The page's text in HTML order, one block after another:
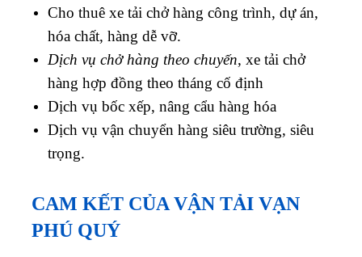
Cho thuê xe tải chở hàng công trình, dự án,
hóa chất, hàng dễ vỡ.
Dịch vụ chở hàng theo chuyến, xe tải chở
hàng hợp đồng theo tháng cố định
Dịch vụ bốc xếp, nâng cẩu hàng hóa
Dịch vụ vận chuyển hàng siêu trường, siêu
trọng.
CAM KẾT CỦA VẬN TẢI VẠN
PHÚ QUÝ